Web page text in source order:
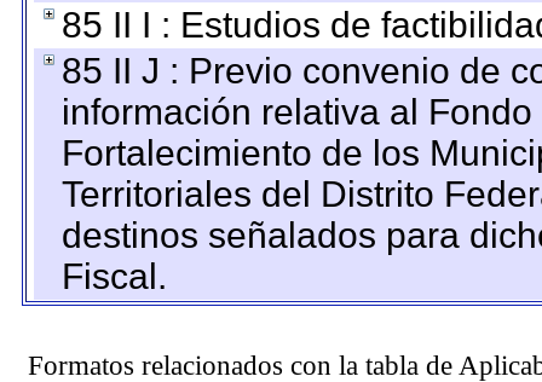
85 II I : Estudios de
85 II J : Previo convenio de
información relativa al
Fortalecimiento de los
Territoriales del Distrito
destinos señalados para
Fiscal.
Formatos relacionados con la tabla de